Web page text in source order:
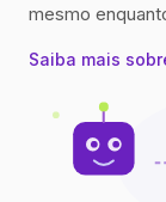
mesmo
Saiba mais